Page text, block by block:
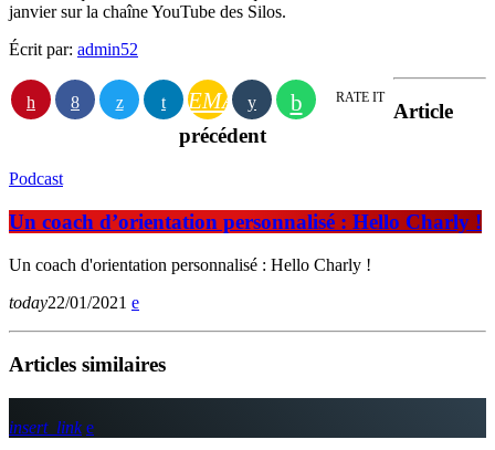
janvier sur la chaîne YouTube des Silos.
Écrit par: admin52
EMAIL RATE IT
Article
précédent
Podcast
Un coach d’orientation personnalisé : Hello Charly !
Un coach d'orientation personnalisé : Hello Charly !
today22/01/2021
Articles similaires
insert_link